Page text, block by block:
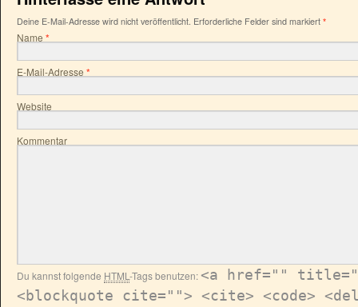
Deine E-Mail-Adresse wird nicht veröffentlicht. Erforderliche Felder sind markiert *
Name *
E-Mail-Adresse *
Website
Kommentar
Du kannst folgende HTML -Tags benutzen:<a href=""
<blockquote cite=""> <cite> <code>